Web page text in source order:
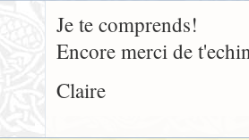
Je te comprends!
Encore merci de
Claire